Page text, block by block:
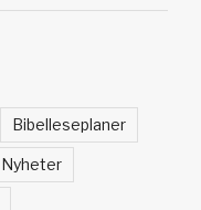
Bibelleseplaner
Nyheter